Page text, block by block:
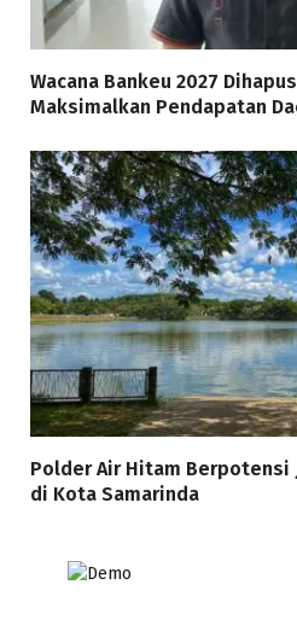
Wacana Bankeu 2027
Maksimalkan Pendapatan
Polder Air Hitam Berpotensi
di Kota Samarinda